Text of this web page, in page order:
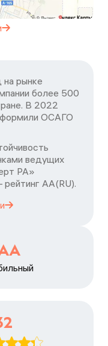
рынке
более 500
В 2022
ОСАГО
ведущих
РА»
АА(RU).